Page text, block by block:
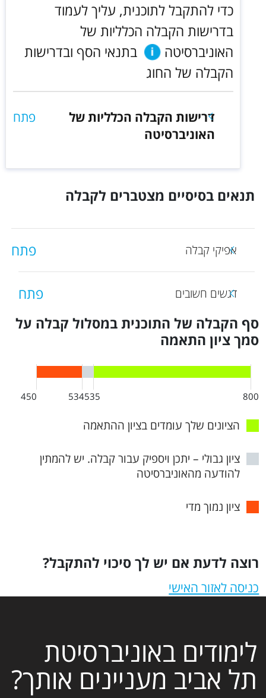
כדי להתקבל לתוכנית, עליך לעמוד
בדרישות הקבלה הכלליות של
האוניברסיטה
בתנאי הסף ובדרישות
הקבלה של החוג
דרישות הקבלה הכלליות של
האוניברסיטה
פתח
תנאים בסיסיים מצטברים לקבלה
אפיקי קבלה פתח
דגשים חשובים
פתח
סף הקבלה של התוכנית במסלול קבלה על
סמך ציון התאמה
800
535
534
450
הציונים שלך עומדים בציון ההתאמה
ציון גבולי – יתכן ויספיק עבור קבלה. יש להמתין
להודעה מהאוניברסיטה
ציון נמוך מדי
רוצה לדעת אם יש לך סיכוי להתקבל?
כניסה לאזור האישי
לימודים באוניברסיטת
תל אביב מעניינים אותך?